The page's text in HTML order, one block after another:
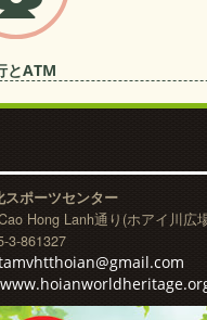
とATM
スポーツセンター
Hong Lanh通り(ホアイ川広
3-861327